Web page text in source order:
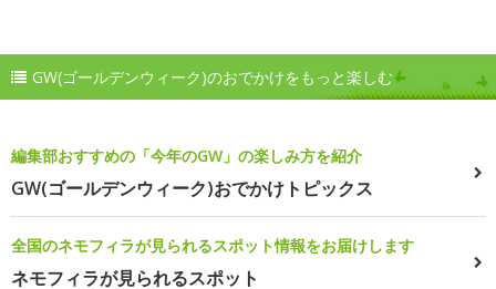
GW(ゴールデンウィーク)のおでかけをもっと楽しむ
編集部おすすめの「今年のGW」の楽しみ方を紹介
GW(ゴールデンウィーク)おでかけトピックス
全国のネモフィラが見られるスポット情報をお届けします
ネモフィラが見られるスポット